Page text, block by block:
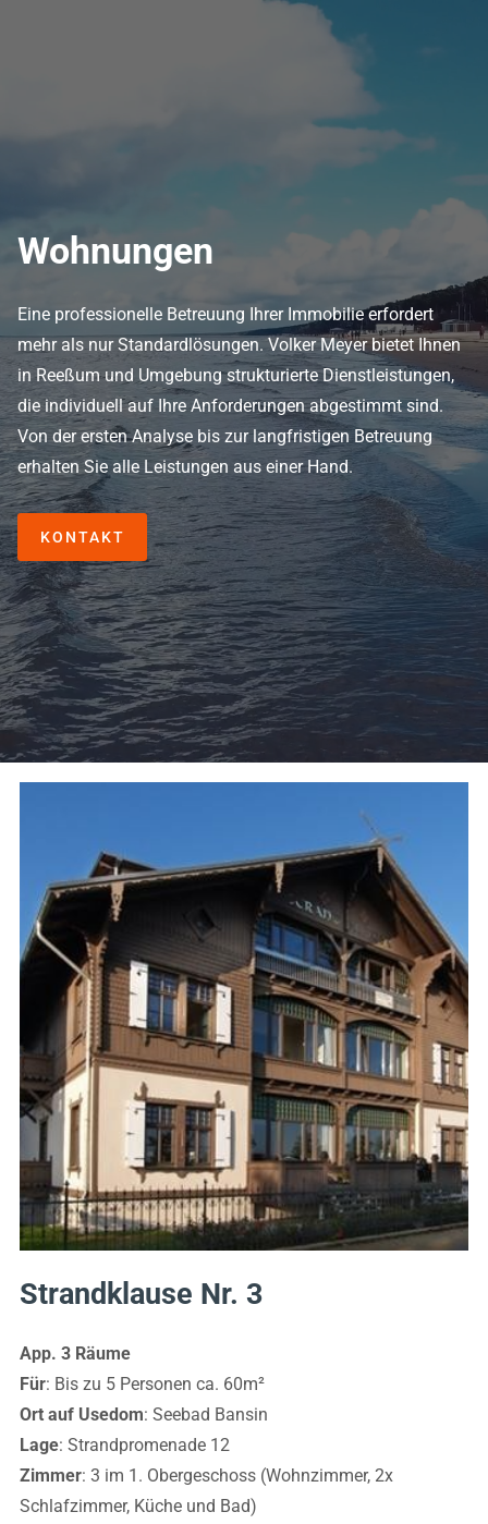
Wohnungen
Eine professionelle Betreuung Ihrer Immobilie erfordert
mehr als nur Standardlösungen. Volker Meyer bietet Ihnen
in Reeßum und Umgebung strukturierte Dienstleistungen,
die individuell auf Ihre Anforderungen abgestimmt sind.
Von der ersten Analyse bis zur langfristigen Betreuung
erhalten Sie alle Leistungen aus einer Hand.
KONTAKT
Strandklause Nr. 3
App. 3 Räume
Für: Bis zu 5 Personen ca. 60m²
Ort auf Usedom: Seebad Bansin
Lage: Strandpromenade 12
Zimmer: 3 im 1. Obergeschoss (Wohnzimmer, 2x
Schlafzimmer, Küche und Bad)